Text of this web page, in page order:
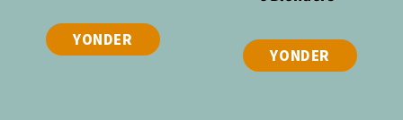
YONDER
YONDER